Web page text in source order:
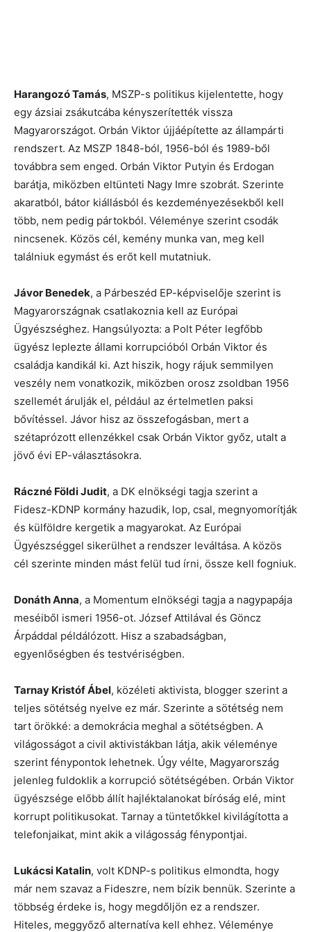
Harangozó Tamás, MSZP-s politikus kijelentette, hogy
egy ázsiai zsákutcába kényszerítették vissza
Magyarországot. Orbán Viktor újjáépítette az állampárti
rendszert. Az MSZP 1848-ból, 1956-ból és 1989-ből
továbbra sem enged. Orbán Viktor Putyin és Erdogan
barátja, miközben eltünteti Nagy Imre szobrát. Szerinte
akaratból, bátor kiállásból és kezdeményezésekből kell
több, nem pedig pártokból. Véleménye szerint csodák
nincsenek. Közös cél, kemény munka van, meg kell
találniuk egymást és erőt kell mutatniuk.
Jávor Benedek, a Párbeszéd EP-képviselője szerint is
Magyarországnak csatlakoznia kell az Európai
Ügyészséghez. Hangsúlyozta: a Polt Péter legfőbb
ügyész leplezte állami korrupcióból Orbán Viktor és
családja kandikál ki. Azt hiszik, hogy rájuk semmilyen
veszély nem vonatkozik, miközben orosz zsoldban 1956
szellemét árulják el, például az értelmetlen paksi
bővítéssel. Jávor hisz az összefogásban, mert a
szétaprózott ellenzékkel csak Orbán Viktor győz, utalt a
jövő évi EP-választásokra.
Ráczné Földi Judit, a DK elnökségi tagja szerint a
Fidesz-KDNP kormány hazudik, lop, csal, megnyomorítják
és külföldre kergetik a magyarokat. Az Európai
Ügyészséggel sikerülhet a rendszer leváltása. A közös
cél szerinte minden mást felül tud írni, össze kell fogniuk.
Donáth Anna, a Momentum elnökségi tagja a nagypapája
meséiből ismeri 1956-ot. József Attilával és Göncz
Árpáddal példálózott. Hisz a szabadságban,
egyenlőségben és testvériségben.
Tarnay Kristóf Ábel, közéleti aktivista, blogger szerint a
teljes sötétség nyelve ez már. Szerinte a sötétség nem
tart örökké: a demokrácia meghal a sötétségben. A
világosságot a civil aktivistákban látja, akik véleménye
szerint fénypontok lehetnek. Úgy vélte, Magyarország
jelenleg fuldoklik a korrupció sötétségében. Orbán Viktor
ügyészsége előbb állít hajléktalanokat bíróság elé, mint
korrupt politikusokat. Tarnay a tüntetőkkel kivilágította a
telefonjaikat, mint akik a világosság fénypontjai.
Lukácsi Katalin, volt KDNP-s politikus elmondta, hogy
már nem szavaz a Fideszre, nem bízik bennük. Szerinte a
többség érdeke is, hogy megdőljön ez a rendszer.
Hiteles, meggyőző alternatíva kell ehhez. Véleménye